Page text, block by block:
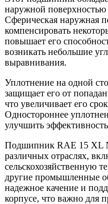
наружной
Сферическая наружная
компенсировать
повышает его
возникать небольшие
выравнивания.
Уплотнение на одной
защищает его от
что увеличивает его
Одностороннее
улучшить
Подшипник RAE 15 XL
различных отраслях,
сельскохозяйственную
другие промышленные
надежное качение и
корпусе, что важно для